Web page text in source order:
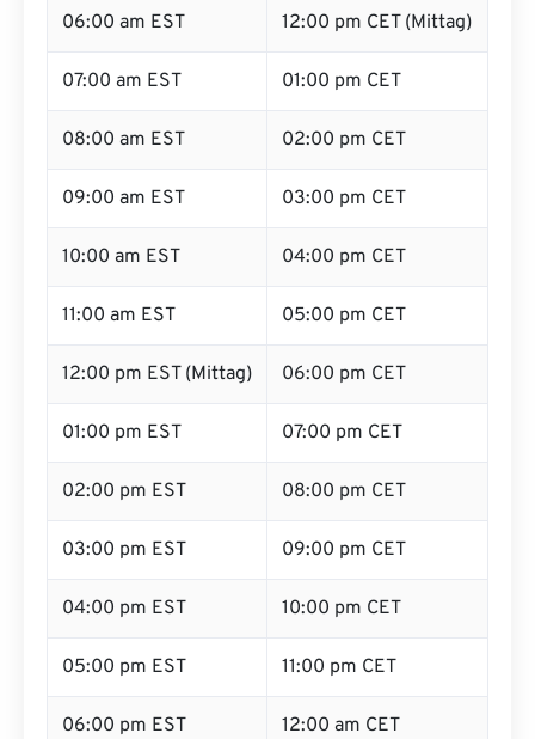
06:00 am EST 12:00 pm CET (Mittag)
07:00 am EST 01:00 pm CET
08:00 am EST 02:00 pm CET
09:00 am EST 03:00 pm CET
10:00 am EST 04:00 pm CET
11:00 am EST 05:00 pm CET
12:00 pm EST (Mittag) 06:00 pm CET
01:00 pm EST 07:00 pm CET
02:00 pm EST 08:00 pm CET
03:00 pm EST 09:00 pm CET
04:00 pm EST 10:00 pm CET
05:00 pm EST 11:00 pm CET
06:00 pm EST
12:00 am CET